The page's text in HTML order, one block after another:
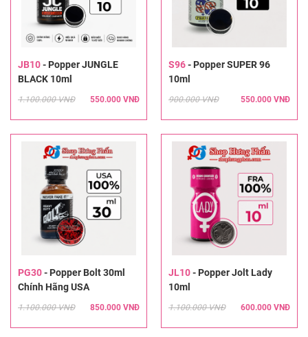
JB10- Popper JUNGLE
BLACK 10ml
1.100.000 VNĐ 550.000 VNĐ
S96- Popper SUPER 96
10ml
900.000 VNĐ 550.000 VNĐ
PG30- Popper Bolt 30ml
Chính Hãng USA
1.100.000 VNĐ 850.000 VNĐ
JL10- Popper Jolt Lady
10ml
1.100.000 VNĐ 600.000 VNĐ